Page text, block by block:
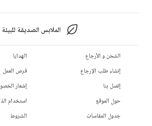
الملابس الصديقة للبيئة
الشحن و الأرجاع
إنشاء طلب الإرجاع
إتصل بنا
حول الموقع
جدول المقاسات
الهدايا
فرص العمل
إشعار
استخدام
الشروط